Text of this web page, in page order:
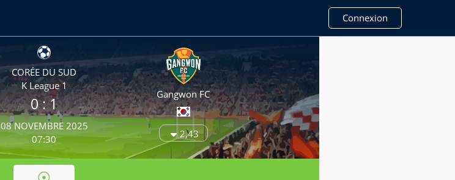
Connexion
CORÉE DU SUD
K League 1
0 :1
08 NOVEMBRE 2025
07:30
Gangwon FC
2,43